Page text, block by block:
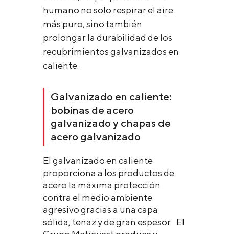
humano no solo respirar el aire
más puro, sino también
prolongar la durabilidad de los
recubrimientos galvanizados en
caliente.
Galvanizado en caliente:
bobinas de acero
galvanizado y chapas de
acero galvanizado
El galvanizado en caliente
proporciona a los productos de
acero la máxima protección
contra el medio ambiente
agresivo gracias a una capa
sólida, tenaz y de gran espesor. El